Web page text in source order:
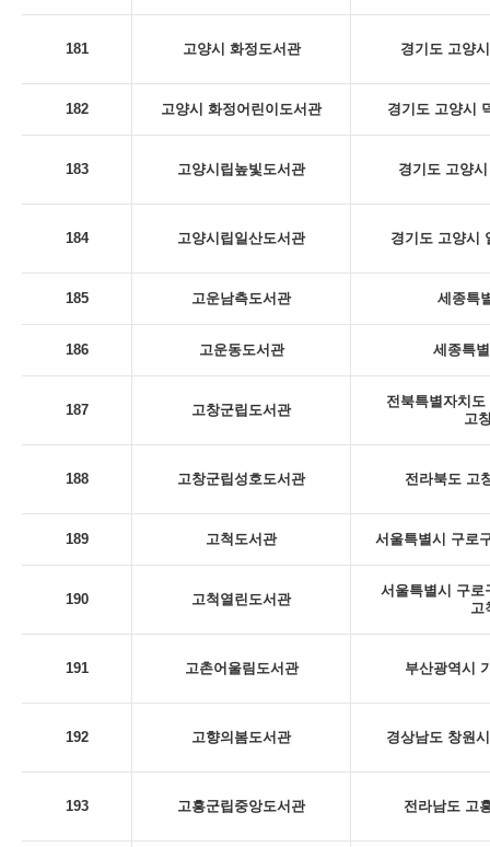
181 고양시 화정도서관 경기도 고양
182 고양시 화정어린이도서관 경기도 고양시
183 고양시립높빛도서관 경기도 고양
184 고양시립일산도서관 경기도 고양시
185 고운남측도서관 세종특
186 고운동도서관 세종특
187 고창군립도서관
전북특별자치
고
188 고창군립성호도서관 전라북도 고
189 고척도서관 서울특별시 구로
190 고척열린도서관
서울특별시 구로
고
191 고촌어울림도서관 부산광역시
192 고향의봄도서관 경상남도 창원
193 고흥군립중앙도서관 전라남도 고